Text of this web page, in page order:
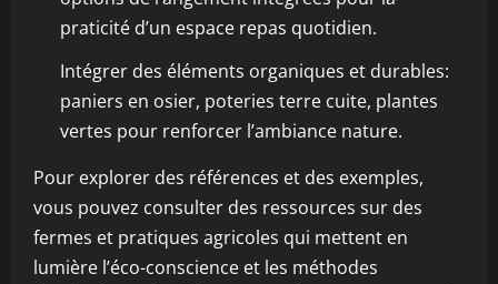
praticité d’un espace repas quotidien.
Intégrer des éléments organiques et durables:
paniers en osier, poteries terre cuite, plantes
vertes pour renforcer l’ambiance nature.
Pour explorer des références et des exemples,
vous pouvez consulter des ressources sur des
fermes et pratiques agricoles qui mettent en
lumière l’éco-conscience et les méthodes